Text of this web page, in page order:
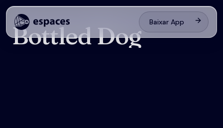
Baixar App
Bottled Dog